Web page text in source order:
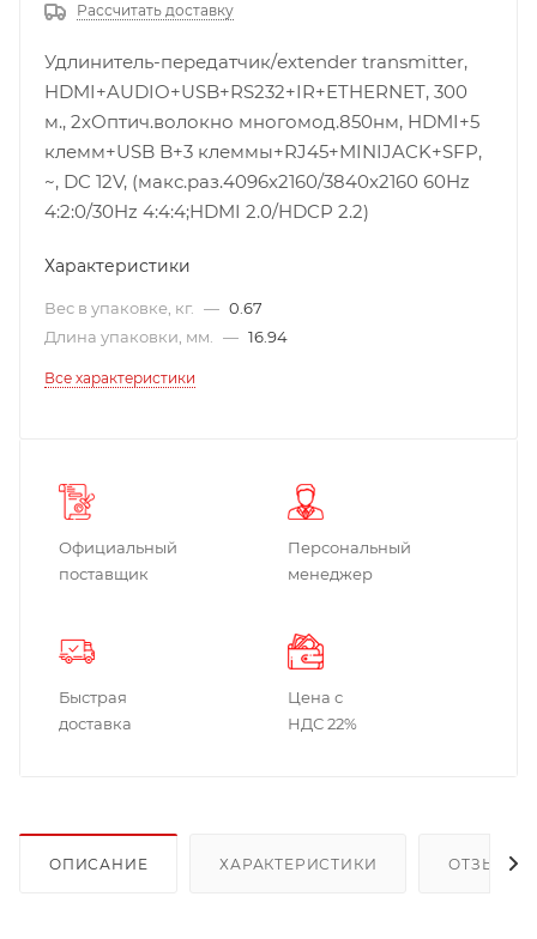
Рассчитать доставку
Удлинитель-передатчик/extender transmitter,
HDMI+AUDIO+USB+RS232+IR+ETHERNET, 300
м., 2xОптич.волокно многомод.850нм, HDMI+5
клемм+USB B+3 клеммы+RJ45+MINIJACK+SFP,
~, DC 12V, (макс.раз.4096x2160/3840x2160 60Hz
4:2:0/30Hz 4:4:4;HDMI 2.0/HDCP 2.2)
Характеристики
Вес в упаковке, кг. — 0.67
Длина упаковки, мм. — 16.94
Все характеристики
Официальный
поставщик
Персональный
менеджер
Быстрая
доставка
Цена с
НДС 22%
ОПИСАНИЕ ХАРАКТЕРИСТИКИ ОТЗЫВЫ